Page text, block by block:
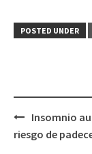
POSTED UNDER
Post
navigation
Insomnio
riesgo de